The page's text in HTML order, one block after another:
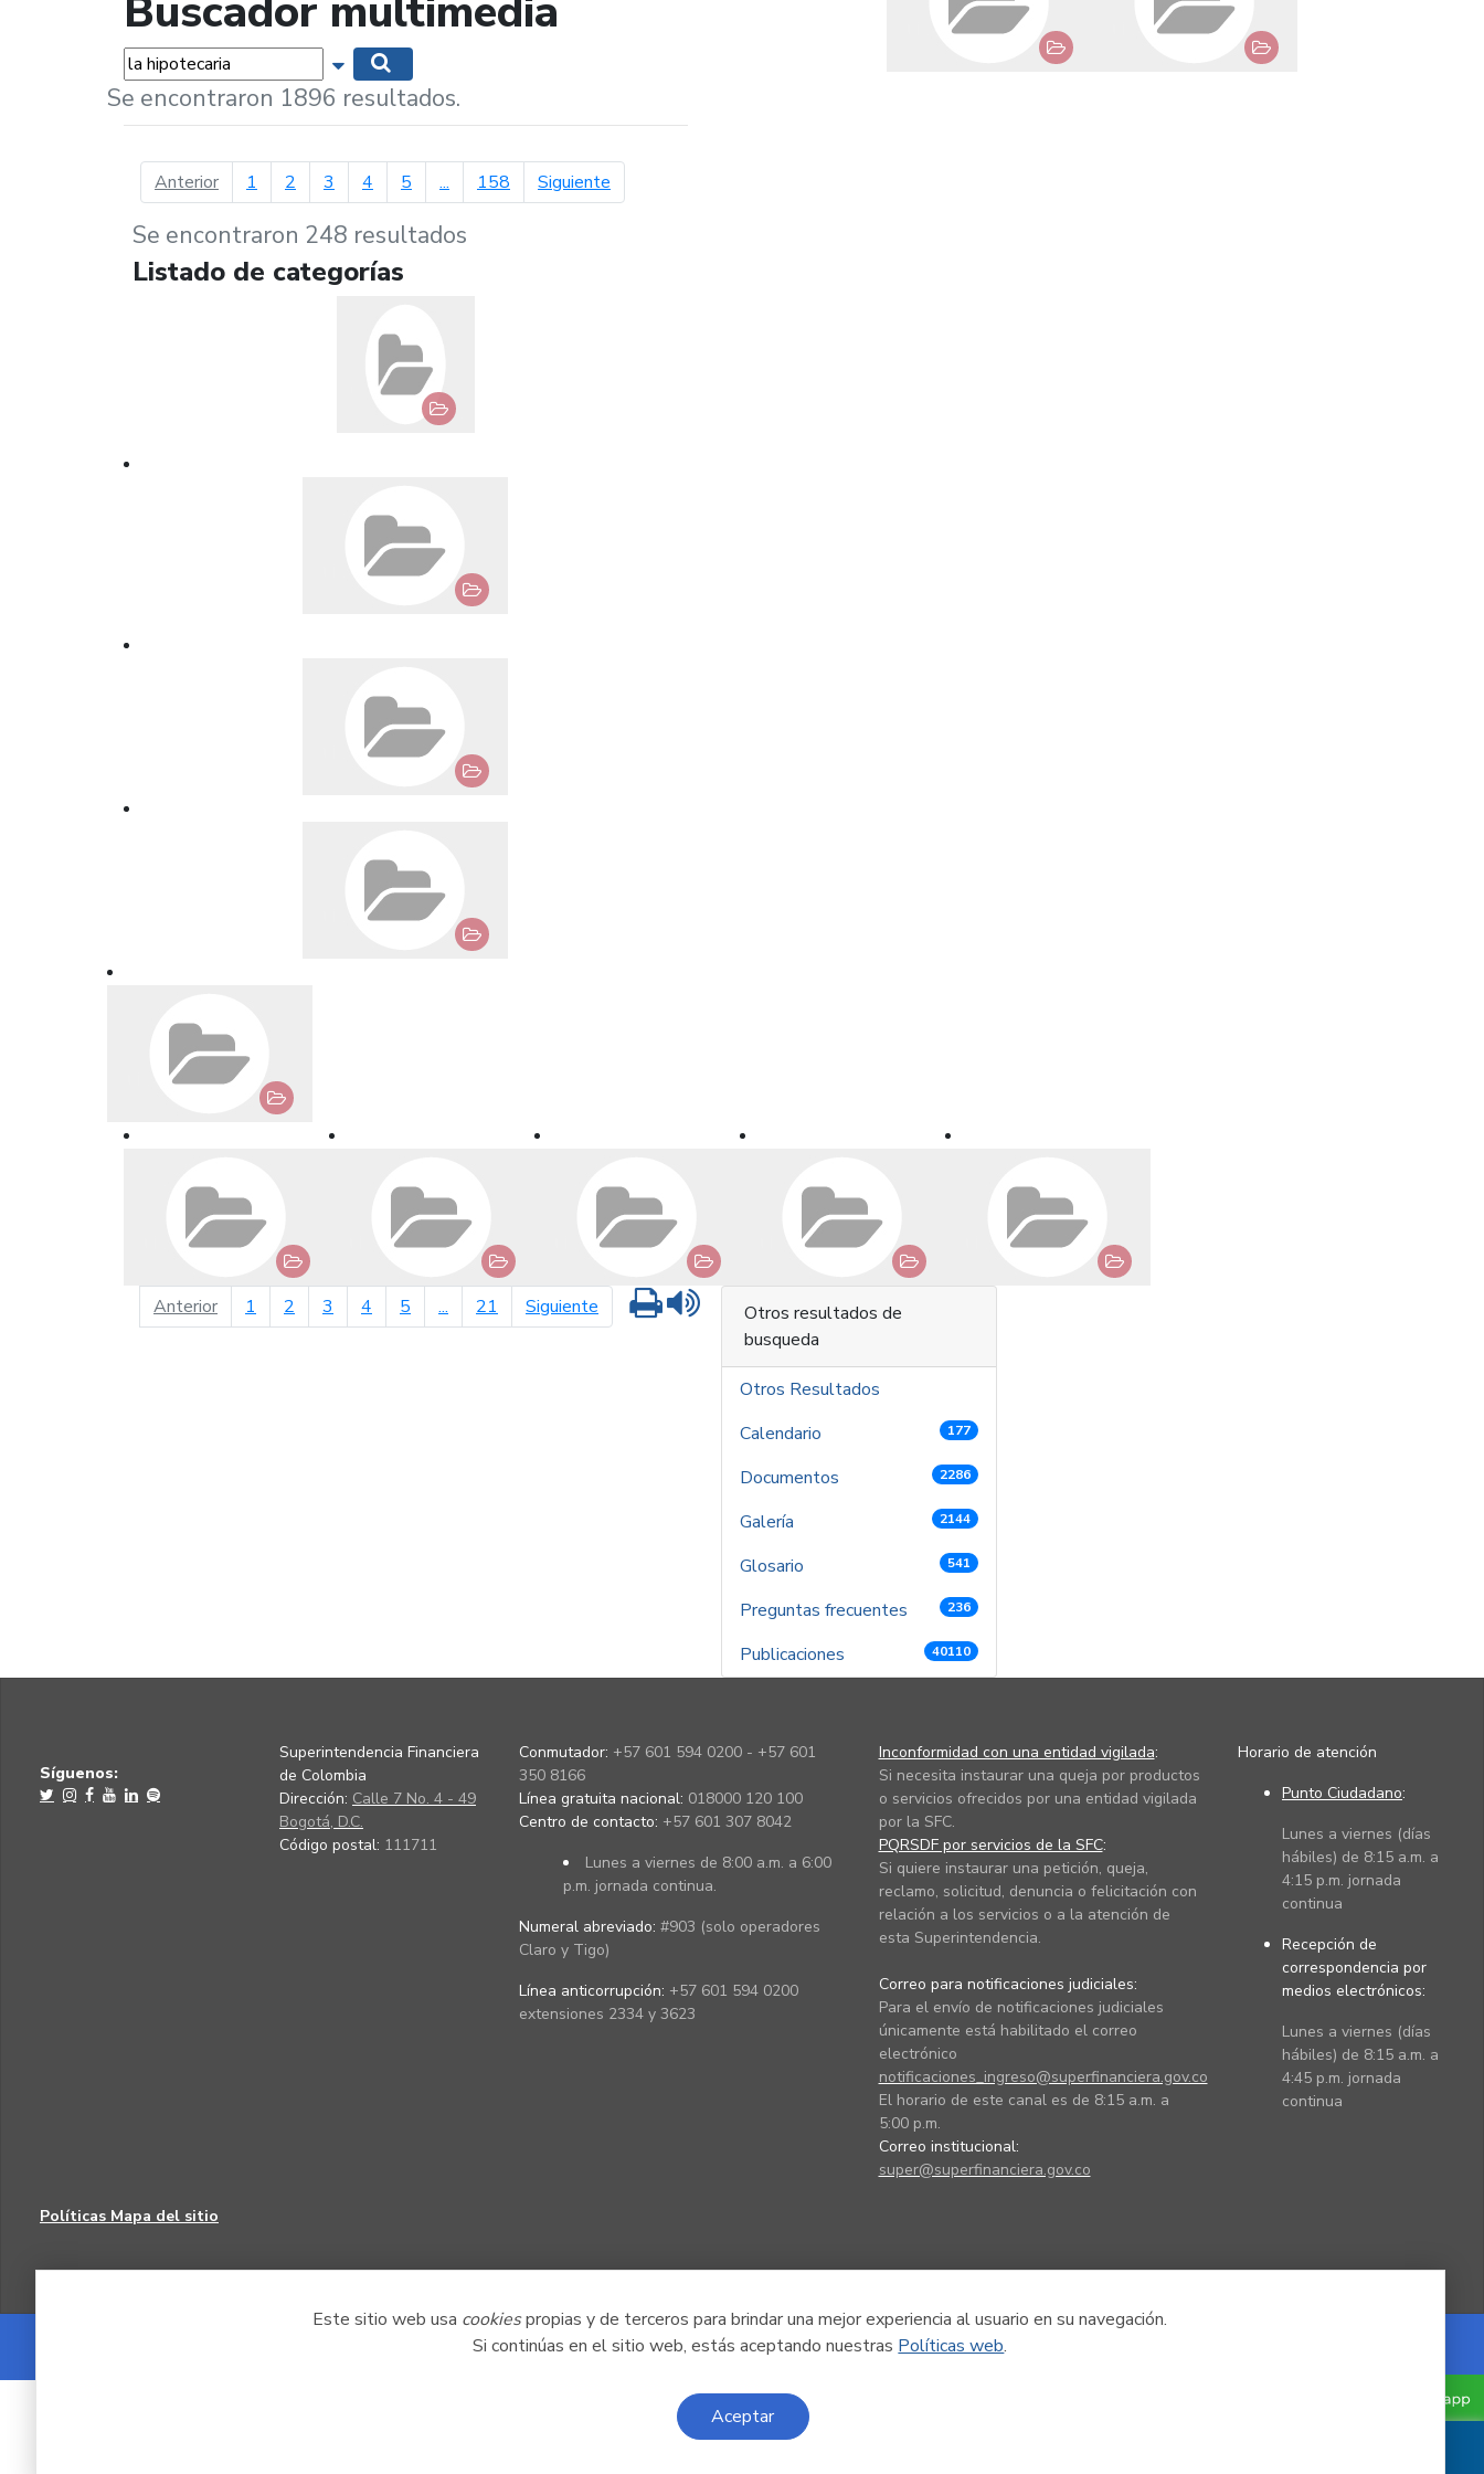
Este sitio web usa cookiespropias y de terceros para brindar una mejor experiencia al usuario en su navegación.
Si continúas en el sitio web, estás aceptando nuestras Políticas web.
Aceptar
Buscador multimedia
Palabras... Mostrar opciones de búsqueda
Se encontraron 1896 resultados.
Anteriorpágina anterior
1 2 3 4 5 ... 158 Siguientepágina siguiente
Se encontraron 248 resultados
Listado de categorías
Anteriorpágina anterior
1 2 3 4 5 ... 21 Siguiente página siguiente
Imprimir
Otros resultados de
busqueda
Otros Resultados
Calendario
177
Documentos 2286
Galería 2144
Glosario 541
Preguntas frecuentes 236
Publicaciones 40110
Síguenos:
Superintendencia Financiera
de Colombia
Dirección: Calle 7 No. 4 - 49
Bogotá, D.C.
Código postal: 111711
Conmutador: +57 601 594 0200 - +57 601
350 8166
Línea gratuita nacional: 018000 120 100
Centro de contacto: +57 601 307 8042
Lunes a viernes de 8:00 a.m. a 6:00
p.m. jornada continua.
Numeral abreviado: #903 (solo operadores
Claro y Tigo)
Línea anticorrupción: +57 601 594 0200
extensiones 2334 y 3623
Inconformidad con una entidad vigilada:
Si necesita instaurar una queja por productos
o servicios ofrecidos por una entidad vigilada
por la SFC.
PQRSDF por servicios de la SFC:
Si quiere instaurar una petición, queja,
reclamo, solicitud, denuncia o felicitación con
relación a los servicios o a la atención de
esta Superintendencia.
Correo para notificaciones judiciales:
Para el envío de notificaciones judiciales
únicamente está habilitado el correo
electrónico
notificaciones_ingreso@superfinanciera.gov.co
El horario de este canal es de 8:15 a.m. a
5:00 p.m.
Correo institucional:
super@superfinanciera.gov.co
Horario de atención
Punto Ciudadano:
Lunes a viernes (días
hábiles) de 8:15 a.m. a
4:15 p.m. jornada
continua
Recepción de
correspondencia por
medios electrónicos:
Lunes a viernes (días
hábiles) de 8:15 a.m. a
4:45 p.m. jornada
continua
Políticas Mapa del sitio
Powered by Nexura